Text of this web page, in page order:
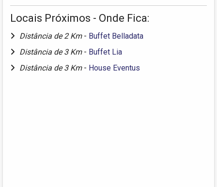
Locais Próximos - Onde Fica:
Distância de 2 Km - Buffet Belladata
Distância de 3 Km - Buffet Lia
Distância de 3 Km - House Eventus